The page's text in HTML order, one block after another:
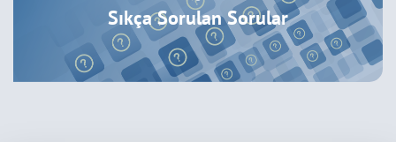
Sıkça Sorulan Sorular